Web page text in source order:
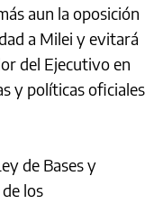
aun la oposición
a Milei y evitará
del Ejecutivo en
y políticas oficiales
de Bases y
los